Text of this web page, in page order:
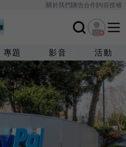
關於我們廣告合作內容授權
專題 影音 活動